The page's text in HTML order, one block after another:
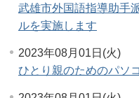
武雄市外国語指導助手
ルを実施します
2023年08月01日(火)
ひとり親のためのパソ